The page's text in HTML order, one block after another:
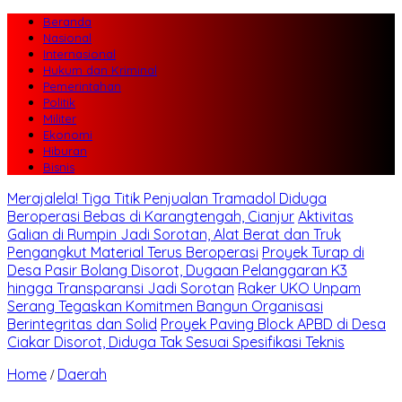
Beranda
Nasional
Internasional
Hukum dan Kriminal
Pemerintahan
Politik
Militer
Ekonomi
Hiburan
Bisnis
Merajalela! Tiga Titik Penjualan Tramadol Diduga
Beroperasi Bebas di Karangtengah, Cianjur Aktivitas
Galian di Rumpin Jadi Sorotan, Alat Berat dan Truk
Pengangkut Material Terus Beroperasi Proyek Turap di
Desa Pasir Bolang Disorot, Dugaan Pelanggaran K3
hingga Transparansi Jadi Sorotan Raker UKO Unpam
Serang Tegaskan Komitmen Bangun Organisasi
Berintegritas dan Solid Proyek Paving Block APBD di Desa
Ciakar Disorot, Diduga Tak Sesuai Spesifikasi Teknis
Home / Daerah